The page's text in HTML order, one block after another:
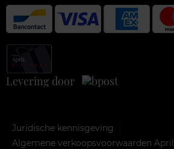
Levering door
Juridische kennisgeving
Algemene verkoopsvoorwaarden April